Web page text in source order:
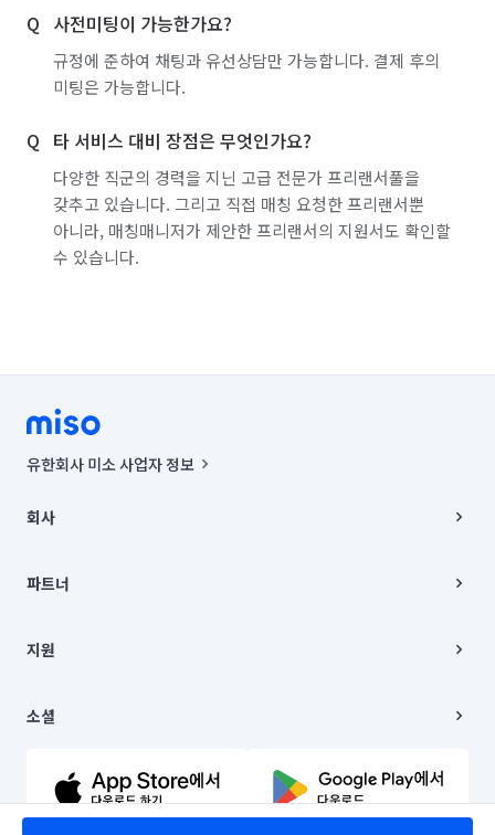
사전미팅이 가능한가요?
규정에 준하여 채팅과 유선상담만 가능합니다. 결제 후의
미팅은 가능합니다.
타 서비스 대비 장점은 무엇인가요?
다양한 직군의 경력을 지닌 고급 전문가 프리랜서풀을
갖추고 있습니다. 그리고 직접 매칭 요청한 프리랜서뿐
아니라, 매칭매니저가 제안한 프리랜서의 지원서도 확인할
수 있습니다.
유한회사 미소 사업자 정보
00019 |
주소 | 본사: 서울특별시 종로구 율곡로 6(중학동, 트윈트리빌딩) B동 5층
컨택센터 : 서울특별시 종로구 수송동 율곡로 24, 7층, 8층 미소
상품, 상품정보, 거래에 관한 의무와 책임은 거래당사자에게 있습니다.
언론 보도 관련 문의:
© 유한회사 미소. Miso, Inc. All Rights Reserved.
회사
채용
파트너
이사
지원
이용약관
문의하기
소셜
유튜브